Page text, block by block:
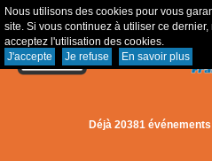
Nous utilisons des cookies pour vous
site. Si vous continuez à utiliser ce
acceptez l'utilisation des cookies.
J'accepte
Je refuse En savoir plus
Déjà 20381